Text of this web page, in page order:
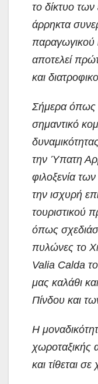
το δίκτυο
άρρηκτα
παραγωγικού
αποτελεί
και
Σήμερα όπως
σημαντικό
την Ύπατη
φιλοξενία
την ισχυρή
τουριστικού
όπως
πυλώνες το
Valia Calda
μας καλάθι
Πίνδου και
Η
χωροταξικής
και τίθεται